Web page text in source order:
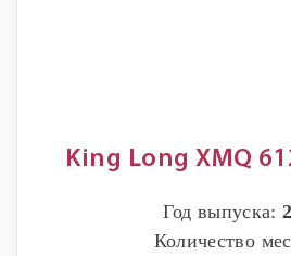
King Long XMQ
Год выпуска:
Количество